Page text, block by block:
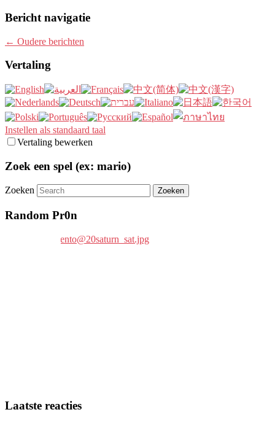
Bericht navigatie
← Oudere berichten
Vertaling
Instellen als standaard taal
Vertaling bewerken
Zoek een spel (ex: mario)
Zoeken
Random Pr0n
Laatste reacties